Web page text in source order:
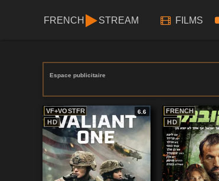
FRENCH STREAM FILMS
Espace publicitaire
HD
VF+VOSTFR 6.6
HD
FRENCH